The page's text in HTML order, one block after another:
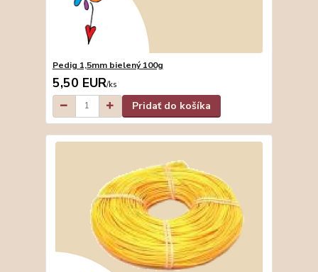
Pedig 1,5mm bielený 100g
5,50 EUR/ks
Pridať do košíka